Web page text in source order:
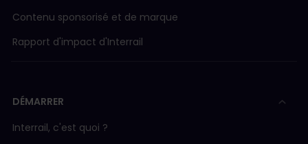
Contenu sponsorisé et de marque
Rapport d'impact d'Interrail
DÉMARRER
Interrail, c'est quoi ?